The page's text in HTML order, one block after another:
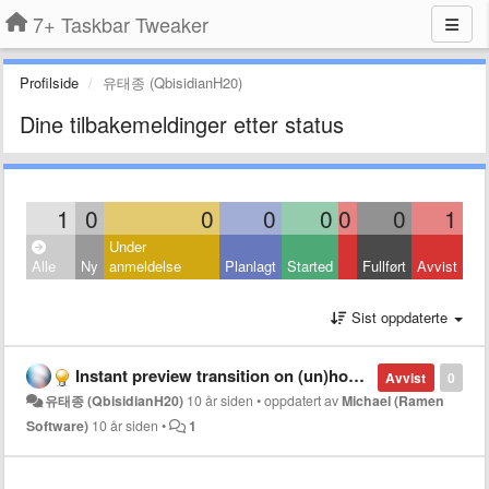
7+ Taskbar Tweaker
Profilside 유태종 (QbisidianH20)
Dine tilbakemeldinger etter status
1 0 0 0 0 0 0 1
Alle Ny
Under
anmeldelse
Planlagt Started Fullført Avvist
Sist oppdaterte
0
Avvist
Instant preview transition on (un)hover (Custom delay)
유태종 (QbisidianH20) 10 år siden •oppdatert avMichael (Ramen
Software) 10 år siden • 1